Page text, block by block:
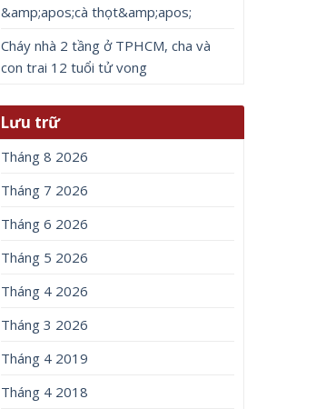
&amp;apos;cà thọt&amp;apos;
Cháy nhà 2 tầng ở TPHCM, cha và
con trai 12 tuổi tử vong
Lưu trữ
Tháng 8 2026
Tháng 7 2026
Tháng 6 2026
Tháng 5 2026
Tháng 4 2026
Tháng 3 2026
Tháng 4 2019
Tháng 4 2018